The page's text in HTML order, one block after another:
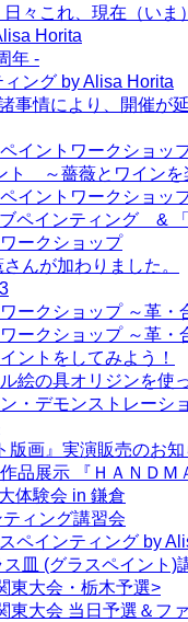
々これ、現在（いま
Horita
年 -
ィング by Alisa Horita
事情により、開催
イントワークショッ
ト ～薔薇とワインを
イントワークショッ
ペインティング &
ークショップ
んが加わりました。
ークショップ ～革
ークショップ ～革
ントをしてみよう！
絵の具オリジンを使
・デモンストレーシ
版画』実演販売のお
品展示 『ＨＡＮＤ
体験会 in 鎌倉
ィング講習会
ペインティング by
皿 (グラスペイント)
東大会・栃木予選>
東大会 当日予選＆フ